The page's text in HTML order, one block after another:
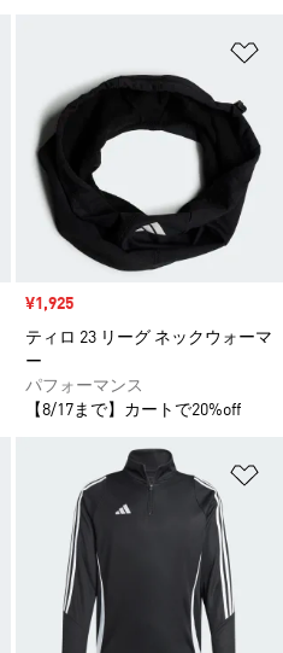
セール価格
¥1,925
ティロ 23 リーグ ネックウォーマ
ー
パフォーマンス
【8/17まで】カートで20%off
ほしいものリストに追加